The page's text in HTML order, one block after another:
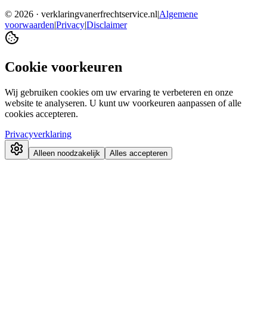
© 2026 · verklaringvanerfrechtservice.nl|Algemene
voorwaarden|Privacy|Disclaimer
Cookie voorkeuren
Wij gebruiken cookies om uw ervaring te verbeteren en onze
website te analyseren. U kunt uw voorkeuren aanpassen of alle
cookies accepteren.
Privacyverklaring
Alleen noodzakelijk Alles accepteren